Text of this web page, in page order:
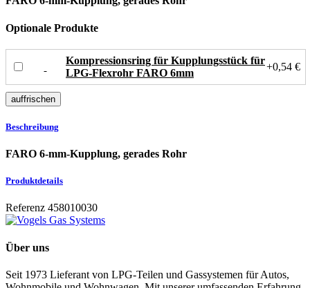
Optionale Produkte
Kompressionsring für Kupplungsstück für
LPG-Flexrohr FARO 6mm
+0,54 €
Beschreibung
FARO 6-mm-Kupplung, gerades Rohr
Produktdetails
Referenz 458010030
Über uns
Seit 1973 Lieferant von LPG-Teilen und Gassystemen für Autos,